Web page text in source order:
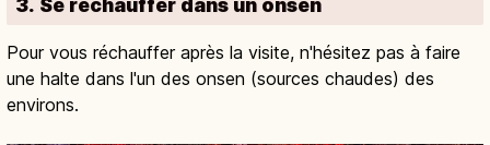
3. Se réchauffer dans un onsen
Pour vous réchauffer après la visite, n'hésitez pas à faire
une halte dans l'un des onsen (sources chaudes) des
environs.